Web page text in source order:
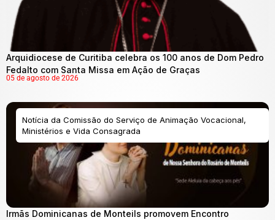
Arquidiocese de Curitiba celebra os 100 anos de Dom Pedro
Fedalto com Santa Missa em Ação de Graças
05 de agosto de 2026
Notícia da Comissão do Serviço de Animação Vocacional,
Ministérios e Vida Consagrada
Irmãs Dominicanas de Monteils promovem Encontro